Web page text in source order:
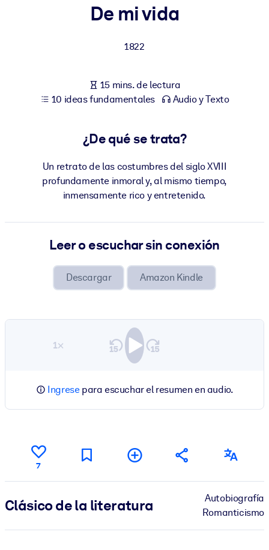
Para bibliotecas corporativas
Alimente sus sistemas de IA con conocimientos fiables y
estructurados para mejorar los resultados.
De mi vida
1822
15 mins. de lectura
10 ideas fundamentales
Audio y Texto
¿De qué se trata?
Un retrato de las costumbres del siglo XVIII
profundamente inmoral y, al mismo tiempo,
inmensamente rico y entretenido.
Leer o escuchar sin conexión
Descargar Amazon Kindle
1×
Ingresepara escuchar el resumen en audio.
7
Clásico de la literatura
Autobiografía
Romanticismo